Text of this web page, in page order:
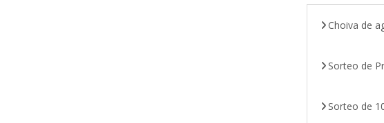
Choiva de
Sorteo de
Sorteo de